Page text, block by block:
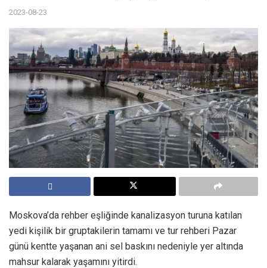
2023-08-23
Moskova’da rehber eşliğinde kanalizasyon turuna katılan
yedi kişilik bir gruptakilerin tamamı ve tur rehberi Pazar
günü kentte yaşanan ani sel baskını nedeniyle yer altında
mahsur kalarak yaşamını yitirdi.